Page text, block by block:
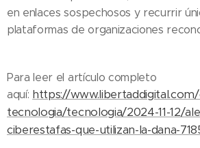
en enlaces sospechosos y recurrir
plataformas de organizaciones
Para leer el artículo completo
aquí: https://www.libertaddigital.com/
tecnologia/tecnologia/2024-11-12/
ciberestafas-que-utilizan-la-dana-